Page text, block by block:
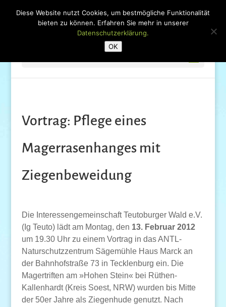
Vortrag: Pflege eines
Magerrasenhanges mit
Ziegenbeweidung
Die Interessengemeinschaft Teutoburger Wald e.V.
(Ig Teuto) lädt am Montag, den 13. Februar 2012
um 19.30 Uhr zu einem Vortrag in das ANTL-
Naturschutzzentrum Sägemühle Haus Marck an
der Bahnhofstraße 73 in Tecklenburg ein. Die
Magertriften am »Hohen Stein« bei Rüthen-
Kallenhardt (Kreis Soest, NRW) wurden bis Mitte
der 50er Jahre als Ziegenhude genutzt. Nach
Diese Website nutzt Cookies, um bestmögliche Funktionalität
bieten zu können. Erfahren Sie mehr in unserer
Datenschutzerklärung.
OK